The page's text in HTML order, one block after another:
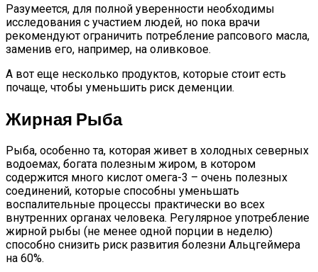
Разумеется, для полной уверенности необходимы
исследования с участием людей, но пока врачи
рекомендуют ограничить потребление рапсового масла,
заменив его, например, на оливковое.
А вот еще несколько продуктов, которые стоит есть
почаще, чтобы уменьшить риск деменции.
Жирная Рыба
Рыба, особенно та, которая живет в холодных северных
водоемах, богата полезным жиром, в котором
содержится много кислот омега-3 – очень полезных
соединений, которые способны уменьшать
воспалительные процессы практически во всех
внутренних органах человека. Регулярное употребление
жирной рыбы (не менее одной порции в неделю)
способно снизить риск развития болезни Альцгеймера
на 60%.